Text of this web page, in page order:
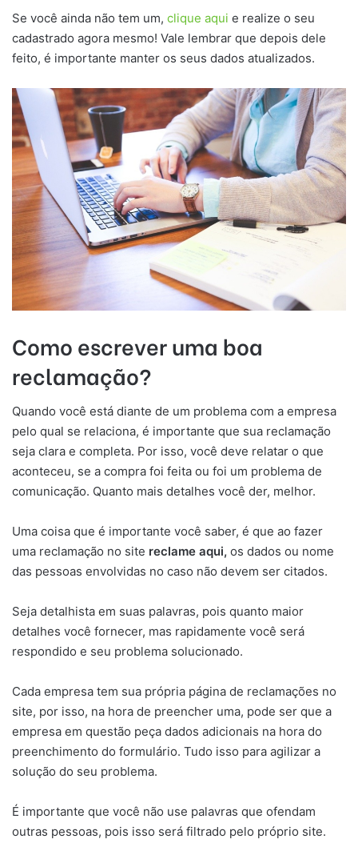
Se você ainda não tem um, clique aqui e realize o seu
cadastrado agora mesmo! Vale lembrar que depois dele
feito, é importante manter os seus dados atualizados.
Como escrever uma boa
reclamação?
Quando você está diante de um problema com a empresa
pelo qual se relaciona, é importante que sua reclamação
seja clara e completa. Por isso, você deve relatar o que
aconteceu, se a compra foi feita ou foi um problema de
comunicação. Quanto mais detalhes você der, melhor.
Uma coisa que é importante você saber, é que ao fazer
uma reclamação no site reclame aqui, os dados ou nome
das pessoas envolvidas no caso não devem ser citados.
Seja detalhista em suas palavras, pois quanto maior
detalhes você fornecer, mas rapidamente você será
respondido e seu problema solucionado.
Cada empresa tem sua própria página de reclamações no
site, por isso, na hora de preencher uma, pode ser que a
empresa em questão peça dados adicionais na hora do
preenchimento do formulário. Tudo isso para agilizar a
solução do seu problema.
É importante que você não use palavras que ofendam
outras pessoas, pois isso será filtrado pelo próprio site.